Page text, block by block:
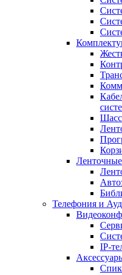
Ленточные
Телефония и
IP-